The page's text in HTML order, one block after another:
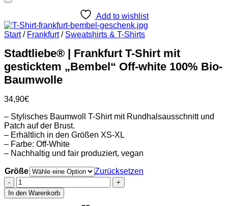
Add to wishlist
Start / Frankfurt / Sweatshirts & T-Shirts
Stadtliebe® | Frankfurt T-Shirt mit
gesticktem „Bembel“ Off-white 100% Bio-
Baumwolle
34,90€
– Stylisches Baumwoll T-Shirt mit Rundhalsausschnitt und
Patch auf der Brust.
– Erhältlich in den Größen XS-XL
– Farbe: Off-White
– Nachhaltig und fair produziert, vegan
Größe
Zurücksetzen
Stadtliebe®
|
Frankfurt
In den Warenkorb